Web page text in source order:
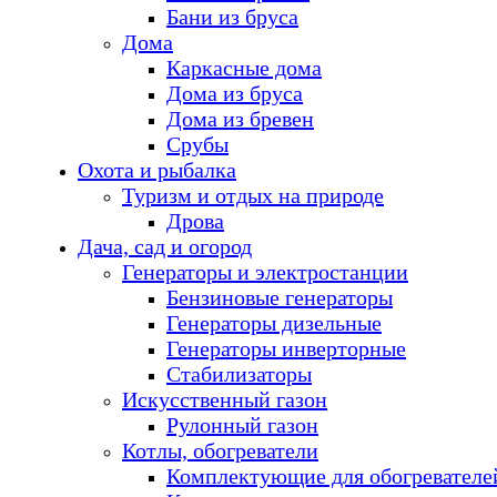
Бани из бруса
Дома
Каркасные дома
Дома из бруса
Дома из бревен
Срубы
Охота и рыбалка
Туризм и отдых на природе
Дрова
Дача, сад и огород
Генераторы и электростанции
Бензиновые генераторы
Генераторы дизельные
Генераторы инверторные
Стабилизаторы
Искусственный газон
Рулонный газон
Котлы, обогреватели
Комплектующие для